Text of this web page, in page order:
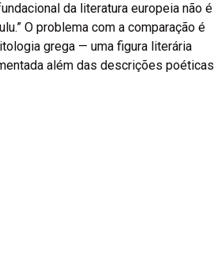
da literatura europeia não é
O problema com a comparação é
grega — uma figura literária
além das descrições poéticas